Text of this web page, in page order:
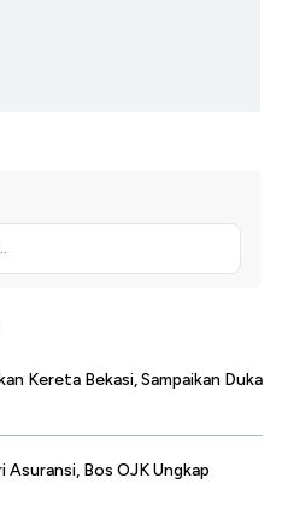
Kereta Bekasi, Sampaikan Duka
Bos OJK Ungkap